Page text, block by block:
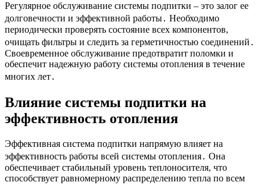
Регулярное обслуживание системы подпитки – это залог ее
долговечности и эффективной работы․ Необходимо
периодически проверять состояние всех компонентов,
очищать фильтры и следить за герметичностью соединений․
Своевременное обслуживание предотвратит поломки и
обеспечит надежную работу системы отопления в течение
многих лет․
Влияние системы подпитки на
эффективность отопления
Эффективная система подпитки напрямую влияет на
эффективность работы всей системы отопления․ Она
обеспечивает стабильный уровень теплоносителя, что
способствует равномерному распределению тепла по всем